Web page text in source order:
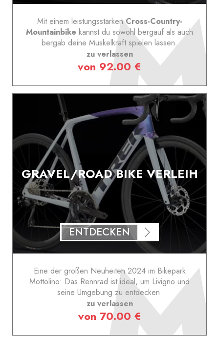
Mit einem leistungsstarkenCross-Country-
Mountainbike kannst du sowohl bergauf als auch
bergab deine Muskelkraft spielen lassen.
zu verlassen
von 92.00 €
GRAVEL/ROAD BIKE VERLEIH
ENTDECKEN
Eine der großen Neuheiten 2024 im Bikepark
Mottolino: Das Rennrad ist ideal, um Livigno und
seine Umgebung zu entdecken.
zu verlassen
von 70.00 €